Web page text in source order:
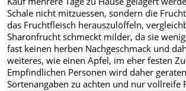
Schale nicht mitzuessen, sondern die
das Fruchtfleisch herauszulöffeln,
Sharonfrucht schmeckt milder, da sie
fast keinen herben Nachgeschmack und
weiteres, wie einen Apfel, im eher festen
Empfindlichen Personen wird daher
Sortenangaben zu achten und nur vollreife